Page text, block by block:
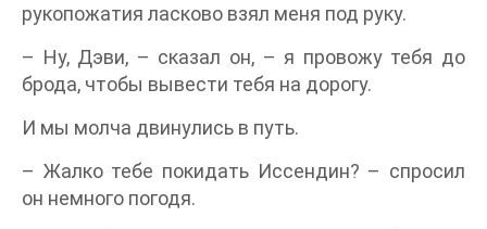
рукопожатия ласково взял меня под руку.
– Ну, Дэви, – сказал он, – я провожу тебя до
брода, чтобы вывести тебя на дорогу.
И мы молча двинулись в путь.
– Жалко тебе покидать Иссендин? – спросил
он немного погодя.